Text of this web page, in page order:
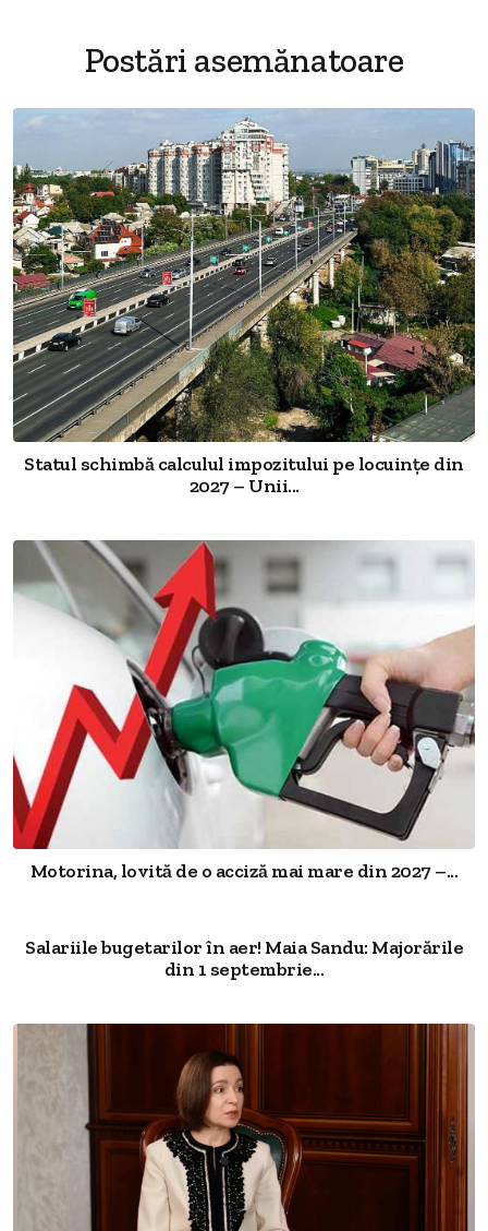
Postări asemănatoare
Statul schimbă calculul impozitului pe locuințe din
2027 – Unii...
Motorina, lovită de o acciză mai mare din 2027 –...
Salariile bugetarilor în aer! Maia Sandu: Majorările
din 1 septembrie...